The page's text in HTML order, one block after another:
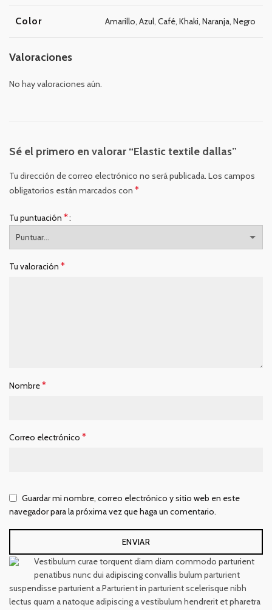
Color Amarillo, Azul, Café, Khaki, Naranja, Negro
Valoraciones
No hay valoraciones aún.
Sé el primero en valorar “Elastic textile dallas”
Tu dirección de correo electrónico no será publicada. Los campos
obligatorios están marcados con *
Tu puntuación *
Tu valoración *
Nombre*
Correo electrónico *
Guardar mi nombre, correo electrónico y sitio web en este
navegador para la próxima vez que haga un comentario.
Vestibulum curae torquent diam diam commodo parturient
penatibus nunc dui adipiscing convallis bulum parturient
suspendisse parturient a.Parturient in parturient scelerisque nibh
lectus quam a natoque adipiscing a vestibulum hendrerit et pharetra